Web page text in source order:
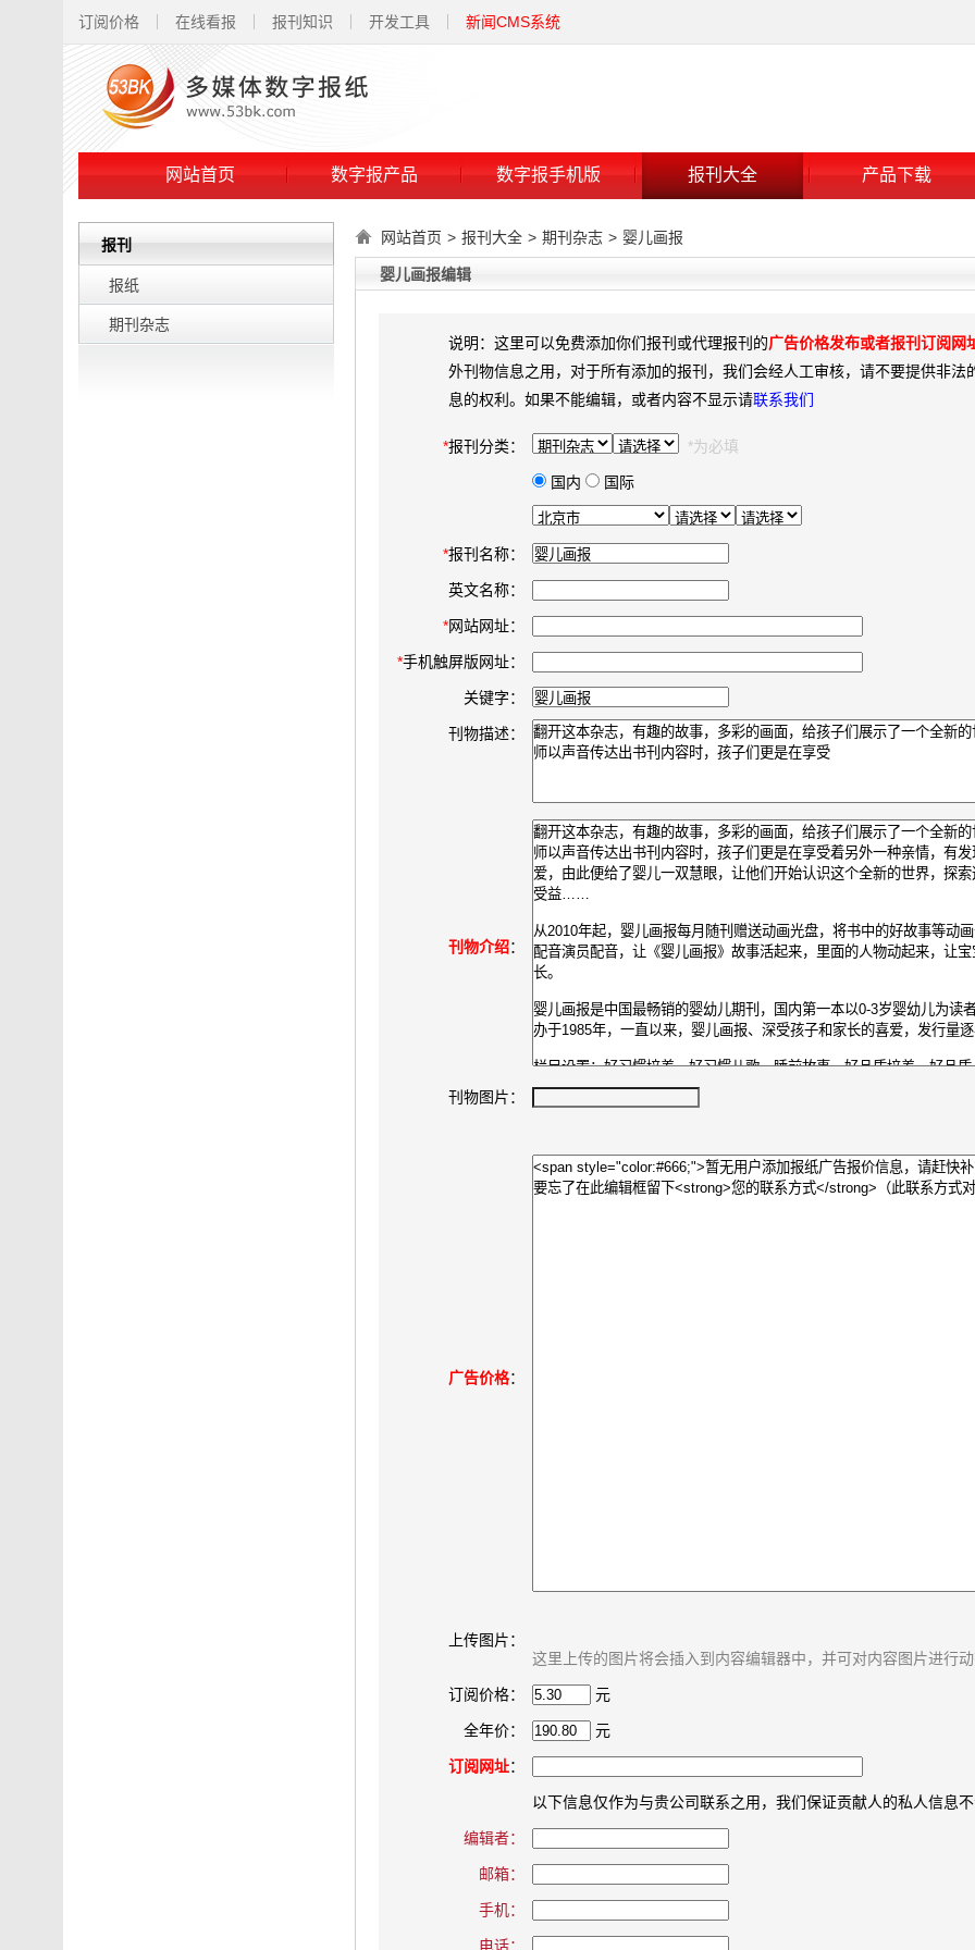
订阅价格 在线看报 报刊知识 开发工具 新闻CMS系统
网站首页 数字报产品 数字报手机版 报刊大全 产品下载
报刊
报纸
期刊杂志
网站首页 > 报刊大全 > 期刊杂志 > 婴儿画报
婴儿画报编辑
说明：这里可以免费添加你们报刊或代理报刊的广告价格发布或者报刊订阅网
外刊物信息之用，对于所有添加的报刊，我们会经人工审核，请不要提供非
息的权利。如果不能编辑，或者内容不显示请联系我们
*报刊分类： *为必填
国内 国际
*报刊名称：
英文名称：
*网站网址：
*手机触屏版网址：
关键字：
刊物描述：
刊物介绍：
刊物图片：
广告价格：
上传图片：
这里上传的图片将会插入到内容编辑器中，并可对内容图片进行
订阅价格： 元
全年价： 元
订阅网址：
以下信息仅作为与贵公司联系之用，我们保证贡献人的私人信息
编辑者：
邮箱：
手机：
电话：